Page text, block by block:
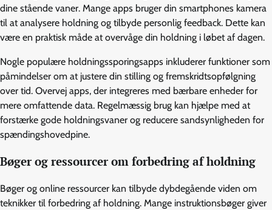
dine stående vaner. Mange apps bruger din smartphones kamera
til at analysere holdning og tilbyde personlig feedback. Dette kan
være en praktisk måde at overvåge din holdning i løbet af dagen.
Nogle populære holdningssporingsapps inkluderer funktioner som
påmindelser om at justere din stilling og fremskridtsopfølgning
over tid. Overvej apps, der integreres med bærbare enheder for
mere omfattende data. Regelmæssig brug kan hjælpe med at
forstærke gode holdningsvaner og reducere sandsynligheden for
spændingshovedpine.
Bøger og ressourcer om forbedring af holdning
Bøger og online ressourcer kan tilbyde dybdegående viden om
teknikker til forbedring af holdning. Mange instruktionsbøger giver